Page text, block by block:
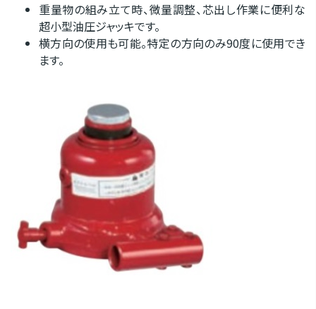
重量物の組み立て時、微量調整、芯出し作業に便利な
超小型油圧ジャッキです。
横方向の使用も可能。特定の方向のみ90度に使用でき
ます。